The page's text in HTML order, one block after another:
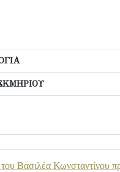
Βασιλέα Κωνσταντίνου